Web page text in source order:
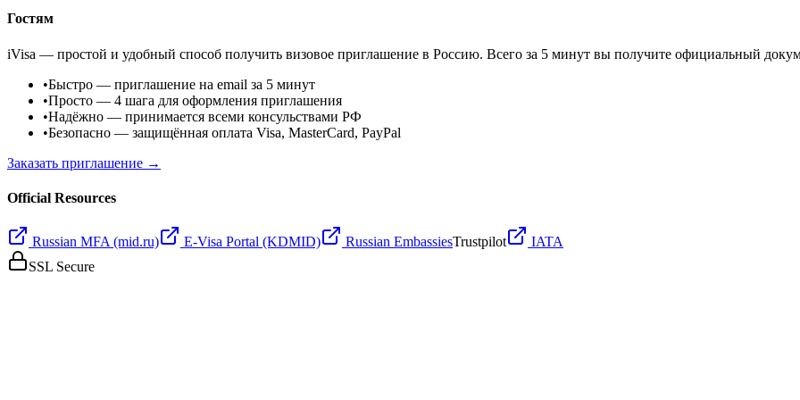
Гостям
iVisa — простой и удобный способ получить визовое приглашение в Россию. Всего за 5 минут вы получите официальный
•Быстро — приглашение на email за 5 минут
•Просто — 4 шага для оформления приглашения
•Надёжно — принимается всеми консульствами РФ
•Безопасно — защищённая оплата Visa, MasterCard, PayPal
Заказать приглашение →
Official Resources
Russian MFA (mid.ru) E-Visa Portal (KDMID) Russian EmbassiesTrustpilot
IATA
SSL Secure